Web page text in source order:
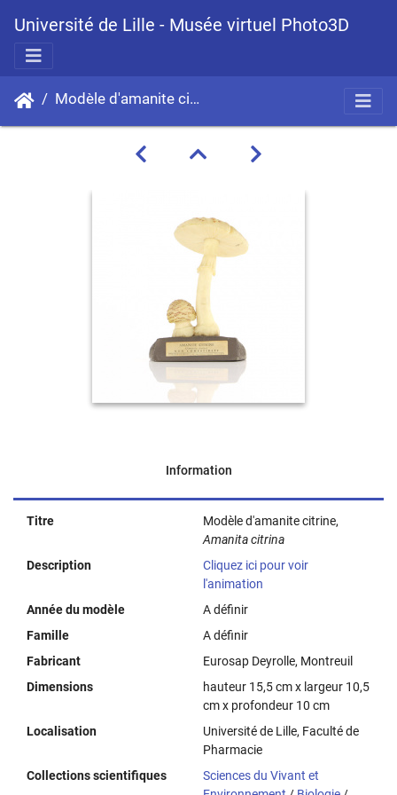
Université de Lille - Musée virtuel Photo3D
Modèle d'amanite citrine,
Information
Titre
Modèle d'amanite citrine,
Amanita citrina
Description
Cliquez ici pour voir
l'animation
Année du modèle
A définir
Famille
A définir
Fabricant
Eurosap Deyrolle, Montreuil
Dimensions
hauteur 15,5 cm x largeur 10,5
cm x profondeur 10 cm
Localisation
Université de Lille, Faculté de
Pharmacie
Collections scientifiques
Sciences du Vivant et